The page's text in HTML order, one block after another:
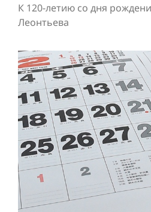
К 120-летию со дня
Леонтьева